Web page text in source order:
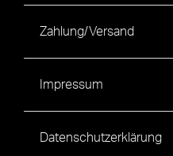
Zahlung/Versand
Impressum
Datenschutzerklärung